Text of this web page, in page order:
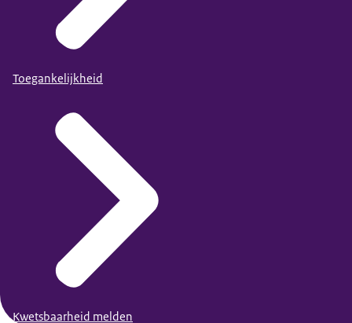
Toegankelijkheid
Kwetsbaarheid melden